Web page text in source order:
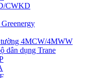
CWKD
4MCW/4MWW
dân dụng Trane